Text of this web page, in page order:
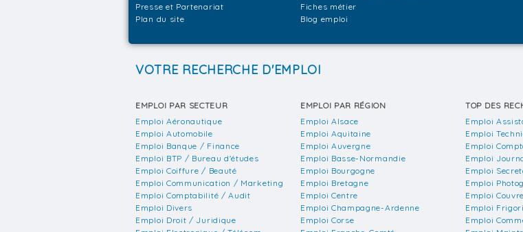
Presse et Partenariat
Plan du site
Fiches métier
Blog emploi
VOTRE RECHERCHE D'EMPLOI
EMPLOI PAR SECTEUR
Emploi Aéronautique
Emploi Automobile
Emploi Banque / Finance
Emploi BTP / Bureau d'études
Emploi Coiffure / Beauté
Emploi Communication / Marketing
Emploi Comptabilité / Audit
Emploi Divers
Emploi Droit / Juridique
EMPLOI PAR RÉGION
Emploi Alsace
Emploi Aquitaine
Emploi Auvergne
Emploi Basse-Normandie
Emploi Bourgogne
Emploi Bretagne
Emploi Centre
Emploi Champagne-Ardenne
Emploi Corse
TOP DES
Emploi
Emploi
Emploi
Emploi
Emploi
Emploi
Emploi
Emploi
Emploi